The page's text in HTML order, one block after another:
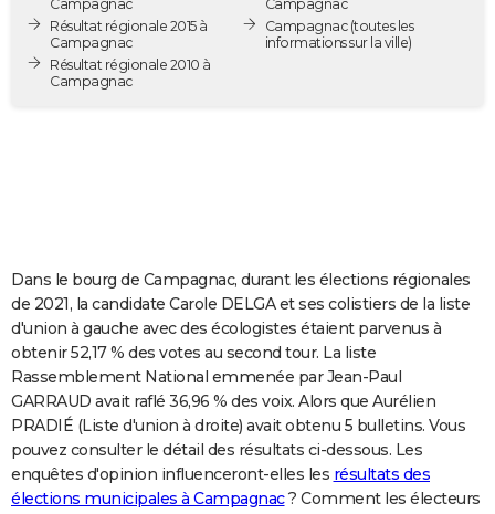
Destinations
City break
Voyage nature
Voyage de noces
Forum
Climat
PHOTO
GUIDES D'ACHAT
COPAINS D'AVANT
S'inscrire
Se connecter
Lycées
Collèges
Primaires
Universités
Entreprises
Service militaire
Avis de recherche
AVIS DE DÉCÈS
FORUM
Bricolage
Lifestyle
Culture
Sport
Auto
Television
Voyage
Cinema
Campagnac
Résultat régionale 2015 à
Campagnac
Résultat régionale 2010 à
Campagnac
Campagnac
Campagnac(toutes les
informations sur la ville)
Dans le bourg de Campagnac, durant les élections régionales
de 2021, la candidate Carole DELGA et ses colistiers de la liste
d'union à gauche avec des écologistes étaient parvenus à
obtenir 52,17 % des votes au second tour. La liste
Rassemblement National emmenée par Jean-Paul
GARRAUD avait raflé 36,96 % des voix. Alors que Aurélien
PRADIÉ (Liste d'union à droite) avait obtenu 5 bulletins. Vous
pouvez consulter le détail des résultats ci-dessous. Les
enquêtes d'opinion influenceront-elles les résultats des
élections municipales à Campagnac? Comment les électeurs